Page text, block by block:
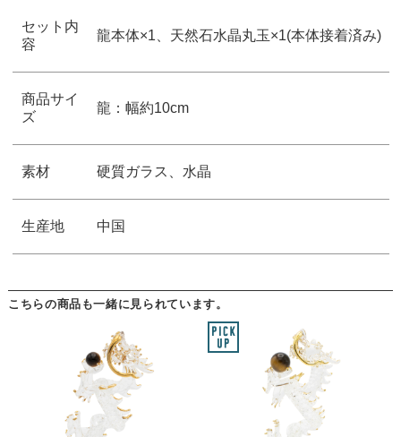
セット内
容
龍本体×1、天然石水晶丸玉×1(本体接着済み)
商品サイ
ズ
龍：幅約10cm
素材 硬質ガラス、水晶
生産地 中国
こちらの商品も一緒に見られています。